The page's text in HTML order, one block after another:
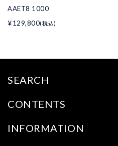
AAET8 1000
¥129,800(税込)
SEARCH
CONTENTS
INFORMATION